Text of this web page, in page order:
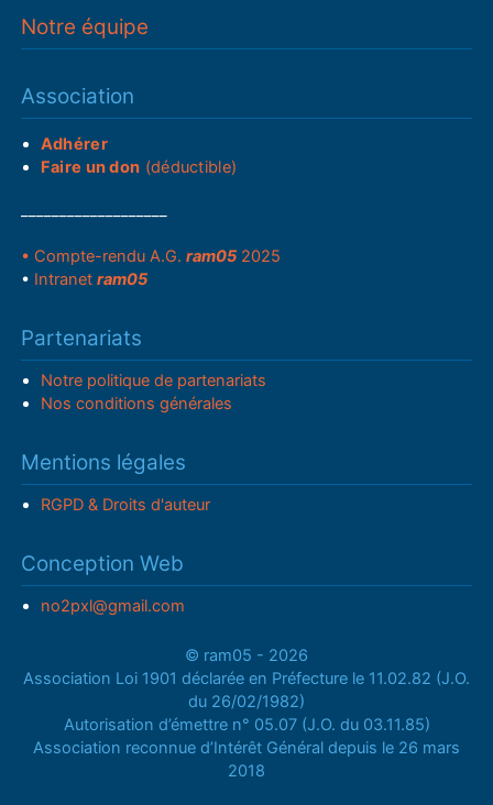
Notre équipe
Association
Adhérer
Faire un don (déductible)
• Compte-rendu A.G.ram05 2025
• Intranetram05
Partenariats
Notre politique de partenariats
Nos conditions générales
Mentions légales
RGPD & Droits d'auteur
Conception Web
no2pxl@gmail.com
© ram05 - 2026
Association Loi 1901 déclarée en Préfecture le 11.02.82 (J.O.
du 26/02/1982)
Autorisation d’émettre n° 05.07 (J.O. du 03.11.85)
Association reconnue d’Intérêt Général depuis le 26 mars
2018